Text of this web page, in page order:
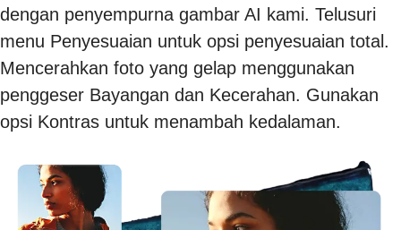
dengan penyempurna gambar AI kami. Telusuri
menu Penyesuaian untuk opsi penyesuaian total.
Mencerahkan foto yang gelap menggunakan
penggeser Bayangan dan Kecerahan. Gunakan
opsi Kontras untuk menambah kedalaman.